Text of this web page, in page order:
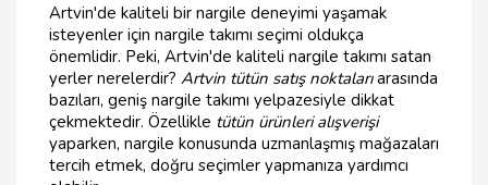
Artvin'de kaliteli bir nargile deneyimi yaşamak
isteyenler için nargile takımı seçimi oldukça
önemlidir. Peki, Artvin'de kaliteli nargile takımı satan
yerler nerelerdir? Artvin tütün satış noktalarıarasında
bazıları, geniş nargile takımı yelpazesiyle dikkat
çekmektedir. Özellikle tütün ürünleri alışverişi
yaparken, nargile konusunda uzmanlaşmış mağazaları
tercih etmek, doğru seçimler yapmanıza yardımcı